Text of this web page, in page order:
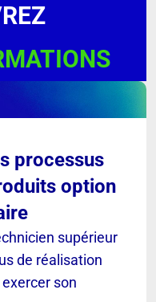
processus
option
supérieur
de réalisation
son